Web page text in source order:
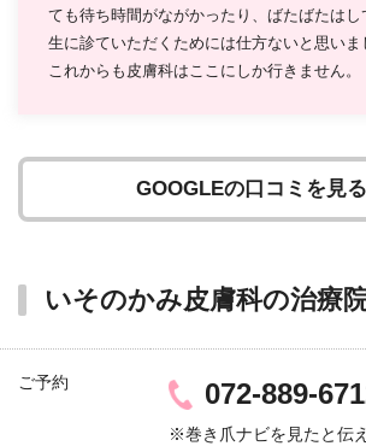
ても待ち時間がながかったり、ばたばたは
生に診ていただくためには仕方ないと思いま
これからも皮膚科はここにしか行きません。
GOOGLEの口コミを見る
いそのかみ皮膚科の治療
ご予約 072-889-
※巻き爪ナビを見たと伝